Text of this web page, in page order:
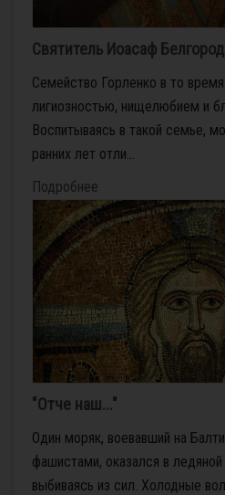
Святитель Иоасаф
Се­мей­ство Гор­лен­ко в то
ли­ги­оз­но­стью, ни­ще­лю­би­ем и
Вос­пи­ты­ва­ясь в та­кой се­мье,
ран­них лет от­ли...
Подробнее
"Отче наш..."
Один моряк, воевавший на
фашистами, оказался в
выбиваясь из сил. Холодные